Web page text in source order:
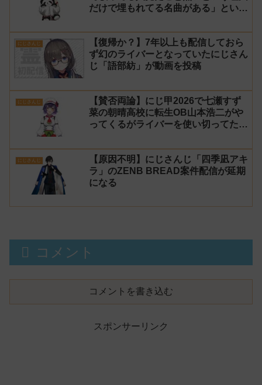
だけで埋もれてる名曲がある」という
にじさんじ
【復帰か？】7年以上も配信しておら
ず幻のライバーとなっていたにじさん
じ「語部紡」が動画を投稿
にじさんじ
【賛否両論】にじ甲2026で七瀬すず
菜の朝晴高校に転生OB山本浩二がや
ってくるがライバーを使い切ってたの
イバーの転生が可能に
にじさんじ
【原因不明】にじさんじ「四季凪アキ
ラ」のZENB BREAD案件配信が延期
になる
コメント
コメントを書き込む
スポンサーリンク